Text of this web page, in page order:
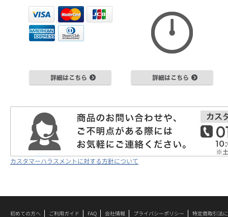
カスタマーハラスメントに対する方針について
初めての方へ ご利用ガイド FAQ 会社情報 プライバシーポリシー 特定商取引法